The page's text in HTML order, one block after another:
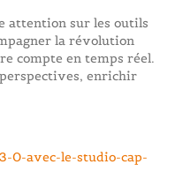
attention sur les outils
la révolution
compte en temps réel.
enrichir
0-avec-le-studio-cap-